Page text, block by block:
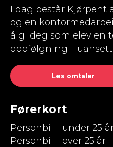
I dag består Kjørpent
og en
å gi deg som elev en
oppfølgning –
Les omtaler
Førerkort
Personbil - under 25
Personbil - over 25 år